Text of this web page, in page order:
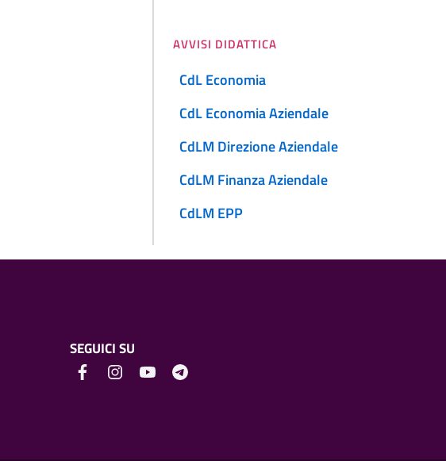
AVVISI DIDATTICA
CdL Economia
CdL Economia Aziendale
CdLM Direzione Aziendale
CdLM Finanza Aziendale
CdLM EPP
SEGUICI SU